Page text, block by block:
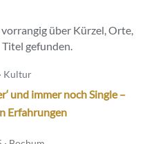
über Kürzel, Orte,
gefunden.
Kultur
und immer noch Single –
Erfahrungen